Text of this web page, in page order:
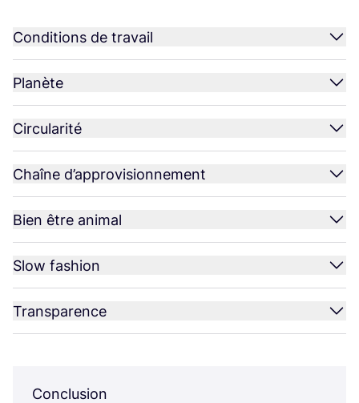
Conditions de travail
Planète
Circularité
Chaîne d’approvisionnement
Bien être animal
Slow fashion
Transparence
Conclusion